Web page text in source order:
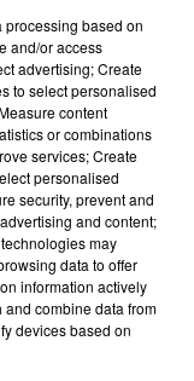
les jambes il
dejà imposé
ne pas sous-
place.
1 fois sur 2, il
balance.
kilos. A lui d'en
based on
and/or access
advertising; Create
to select personalised
content
or combinations
services; Create
personalised
security, prevent and
and content;
may
data to offer
information actively
combine data from
devices based on